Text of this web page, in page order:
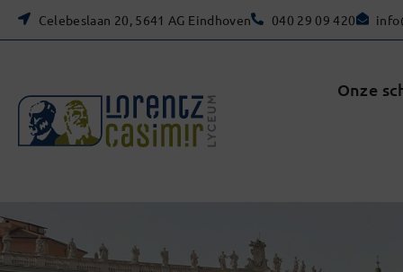
Celebeslaan 20, 5641 AG Eindhoven 040 29 09 420
Onze